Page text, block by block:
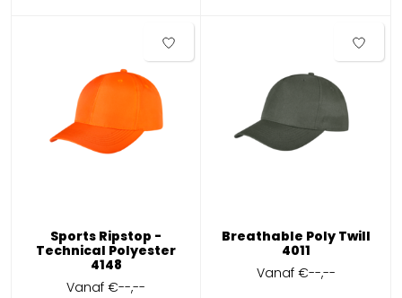
Sports Ripstop -
Technical Polyester
4148
Vanaf€--,--
Breathable Poly Twill
4011
Vanaf €--,--